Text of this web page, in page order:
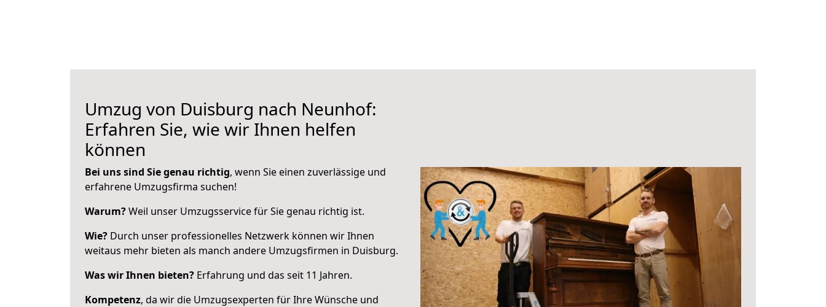
Umzug von Duisburg nach Neunhof:
Erfahren Sie, wie wir Ihnen helfen
können
Bei uns sind Sie genau richtig, wenn Sie einen zuverlässige und
erfahrene Umzugsfirma suchen!
Warum?Weil unser Umzugsservice für Sie genau richtig ist.
Wie? Durch unser professionelles Netzwerk können wir Ihnen
weitaus mehr bieten als manch andere Umzugsfirmen in Duisburg.
Was wir Ihnen bieten? Erfahrung und das seit 11 Jahren.
Kompetenz, da wir die Umzugsexperten für Ihre Wünsche und